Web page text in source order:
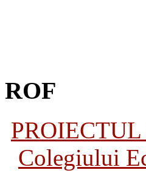
ROF
PROIECTUL
Colegiului